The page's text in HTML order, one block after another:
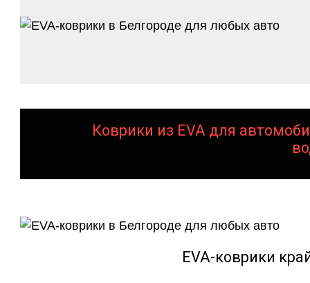
Коврики из EVA для
EVA-коврики